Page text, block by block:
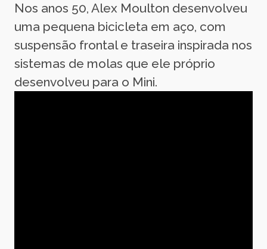
Nos anos 50, Alex Moulton desenvolveu
uma pequena bicicleta em aço, com
suspensão frontal e traseira inspirada nos
sistemas de molas que ele próprio
desenvolveu para o Mini.